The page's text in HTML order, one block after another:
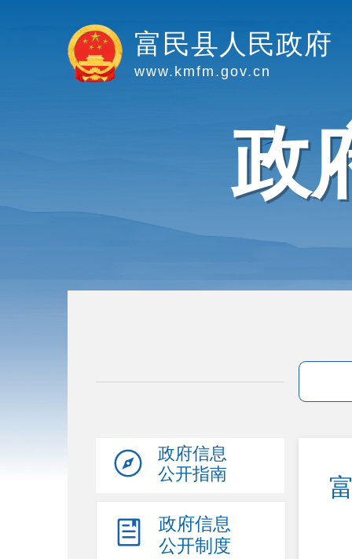
富民县人民政府
www.kmfm.gov.cn
政
政府信息
公开指南
政府信息
公开制度